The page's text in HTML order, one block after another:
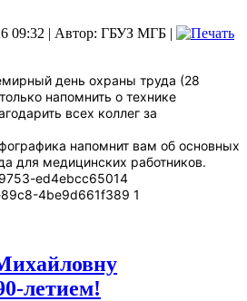
09:32 | Автор: ГБУЗ МГБ |
день охраны труда (28
напомнить о технике
всех коллег за
напомнит вам об основных
для медицинских работников.
летием!